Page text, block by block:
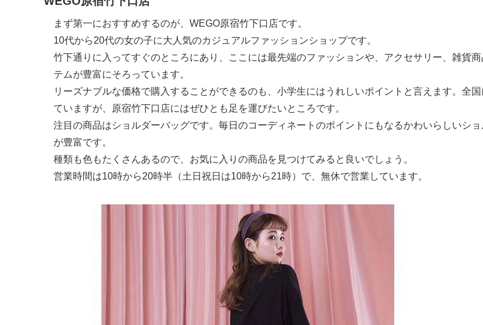
まず第一におすすめするのが、WEGO原宿竹下口店です。
10代から20代の女の子に大人気のカジュアルファッションショップです。
竹下通りに入ってすぐのところにあり、ここには最先端のファッションや、アクセサリー、雑貨商
テムが豊富にそろっています。
リーズナブルな価格で購入することができるのも、小学生にはうれしいポイントと言えます。全
ていますが、原宿竹下口店にはぜひとも足を運びたいところです。
注目の商品はショルダーバッグです。毎日のコーディネートのポイントにもなるかわいらしいシ
が豊富です。
種類も色もたくさんあるので、お気に入りの商品を見つけてみると良いでしょう。
営業時間は10時から20時半（土日祝日は10時から21時）で、無休で営業しています。